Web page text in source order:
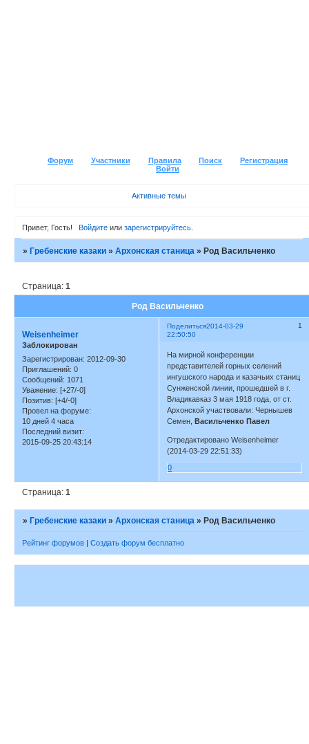
Форум Участники Правила Поиск
Регистрация
Войти
Активные темы
Привет, Гость! Войдитеили зарегистрируйтесь.
»Гребенские казаки »Архонская станица »Род Васильченко
Род Васильченко
Страница:1
Поделиться 1
2014-03-29
22:50:50
Weisenheimer
Заблокирован
Зарегистрирован: 2012-09-30
Приглашений: 0
Сообщений: 1071
Уважение: [+27/-0]
Позитив: [+4/-0]
Провел на форуме:
10 дней 4 часа
Последний визит:
2015-09-25 20:43:14
На мирной конференции
представителей горных селений
ингушского народа и казачьих станиц
Сунженской линии, прошедшей в г.
Владикавказ 3 мая 1918 года, от ст.
Архонской участвовали: Чернышев
Семен,Васильченко Павел
Отредактировано Weisenheimer
(2014-03-29 22:51:33)
0
Страница:1
» Гребенские казаки »Архонская станица » Род Васильченко
Рейтинг форумов | Создать форум бесплатно